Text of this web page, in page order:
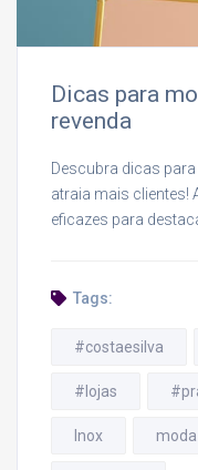
Dicas para
revenda
Descubra dicas
atraia mais clientes!
eficazes para
Tags:
#costaesilva
#lojas
Inox moda